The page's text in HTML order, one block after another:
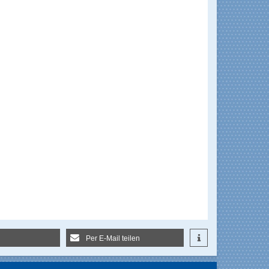
Per E-Mail teilen